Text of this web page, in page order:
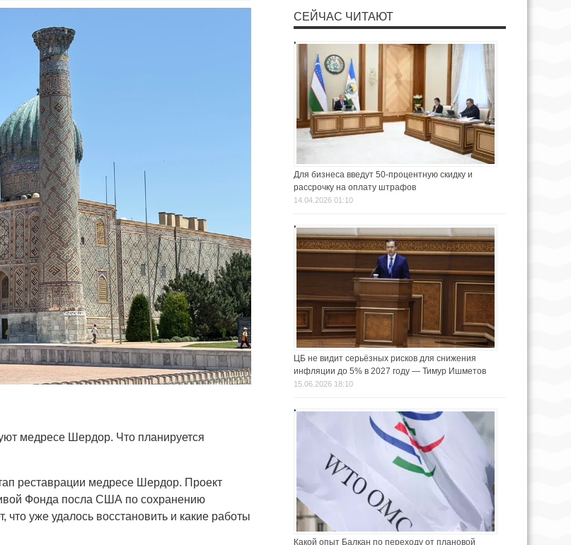
медресе Шердор. Что планируется
реставрации медресе Шердор. Проект
Фонда посла США по сохранению
что уже удалось восстановить и какие работы
СЕЙЧАС ЧИТАЮТ
Для бизнеса введут 50-процентную скидку и
рассрочку на оплату штрафов
14.04.2026 01:10
ЦБ не видит серьёзных рисков для снижения
инфляции до 5% в 2027 году — Тимур Ишметов
15.06.2026 18:10
Какой опыт Балкан по переходу от плановой